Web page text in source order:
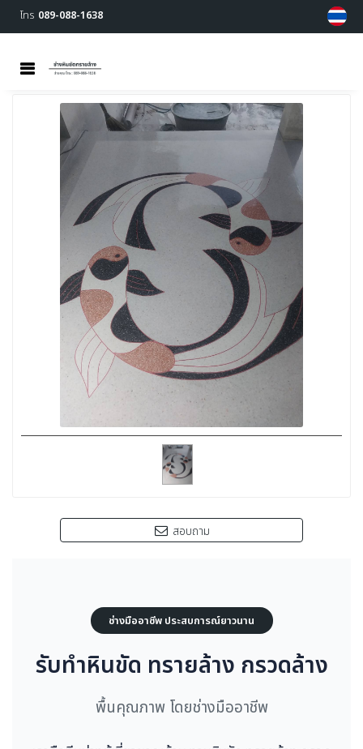
โทร 089-088-1638
MENU
สอบถาม
ช่างมืออาชีพ ประสบการณ์ยาวนาน
รับทำหินขัด ทรายล้าง กรวดล้าง
พื้นคุณภาพ โดยช่างมืออาชีพ